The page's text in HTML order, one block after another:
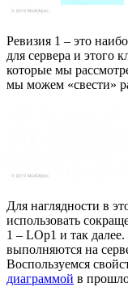
Ревизия 1 – это
для сервера и этого
которые мы
мы можем «свести»
Для наглядности в
использовать
1 – LOp1 и так
выполняются на
Воспользуемся
диаграммой в